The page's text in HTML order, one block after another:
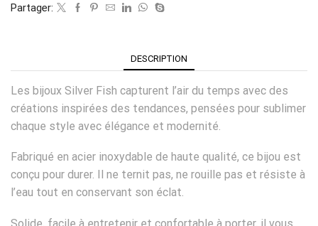
Partager:
DESCRIPTION
Les bijoux Silver Fish capturent l’air du temps avec des
créations inspirées des tendances, pensées pour sublimer
chaque style avec élégance et modernité.
Fabriqué en acier inoxydable de haute qualité, ce bijou est
conçu pour durer. Il ne ternit pas, ne rouille pas et résiste à
l’eau tout en conservant son éclat.